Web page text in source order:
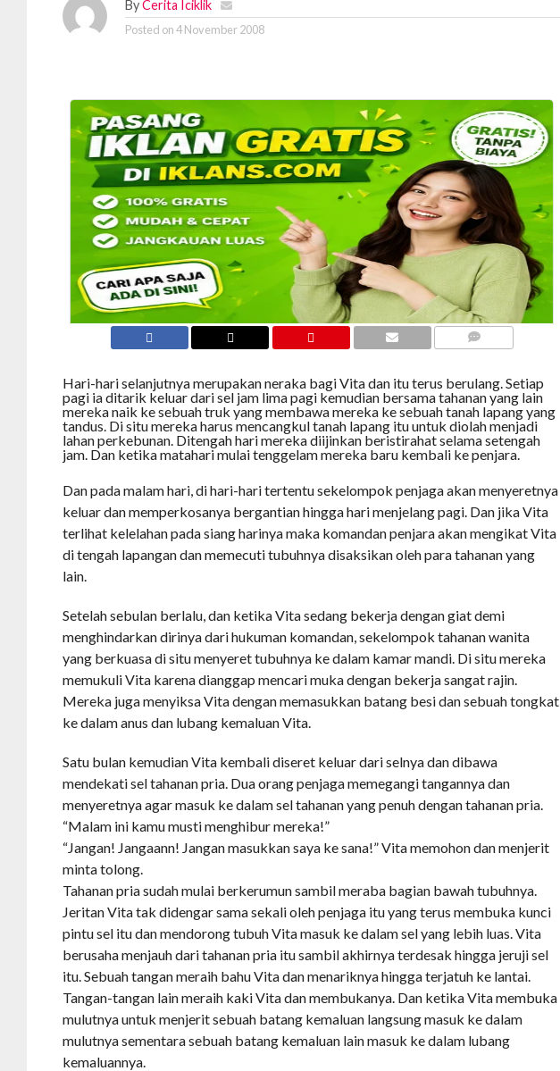
By Cerita Iciklik
Posted on 4 November 2008
Hari-hari selanjutnya merupakan neraka bagi Vita dan itu terus berulang. Setiap
pagi ia ditarik keluar dari sel jam lima pagi kemudian bersama tahanan yang lain
mereka naik ke sebuah truk yang membawa mereka ke sebuah tanah lapang yang
tandus. Di situ mereka harus mencangkul tanah lapang itu untuk diolah menjadi
lahan perkebunan. Ditengah hari mereka diijinkan beristirahat selama setengah
jam. Dan ketika matahari mulai tenggelam mereka baru kembali ke penjara.
Dan pada malam hari, di hari-hari tertentu sekelompok penjaga akan menyeretnya
keluar dan memperkosanya bergantian hingga hari menjelang pagi. Dan jika Vita
terlihat kelelahan pada siang harinya maka komandan penjara akan mengikat Vita
di tengah lapangan dan memecuti tubuhnya disaksikan oleh para tahanan yang
lain.
Setelah sebulan berlalu, dan ketika Vita sedang bekerja dengan giat demi
menghindarkan dirinya dari hukuman komandan, sekelompok tahanan wanita
yang berkuasa di situ menyeret tubuhnya ke dalam kamar mandi. Di situ mereka
memukuli Vita karena dianggap mencari muka dengan bekerja sangat rajin.
Mereka juga menyiksa Vita dengan memasukkan batang besi dan sebuah tongkat
ke dalam anus dan lubang kemaluan Vita.
Satu bulan kemudian Vita kembali diseret keluar dari selnya dan dibawa
mendekati sel tahanan pria. Dua orang penjaga memegangi tangannya dan
menyeretnya agar masuk ke dalam sel tahanan yang penuh dengan tahanan pria.
“Malam ini kamu musti menghibur mereka!”
“Jangan! Jangaann! Jangan masukkan saya ke sana!” Vita memohon dan menjerit
minta tolong.
Tahanan pria sudah mulai berkerumun sambil meraba bagian bawah tubuhnya.
Jeritan Vita tak didengar sama sekali oleh penjaga itu yang terus membuka kunci
pintu sel itu dan mendorong tubuh Vita masuk ke dalam sel yang lebih luas. Vita
berusaha menjauh dari tahanan pria itu sambil akhirnya terdesak hingga jeruji sel
itu. Sebuah tangan meraih bahu Vita dan menariknya hingga terjatuh ke lantai.
Tangan-tangan lain meraih kaki Vita dan membukanya. Dan ketika Vita membuka
mulutnya untuk menjerit sebuah batang kemaluan langsung masuk ke dalam
mulutnya sementara sebuah batang kemaluan lain masuk ke dalam lubang
kemaluannya.